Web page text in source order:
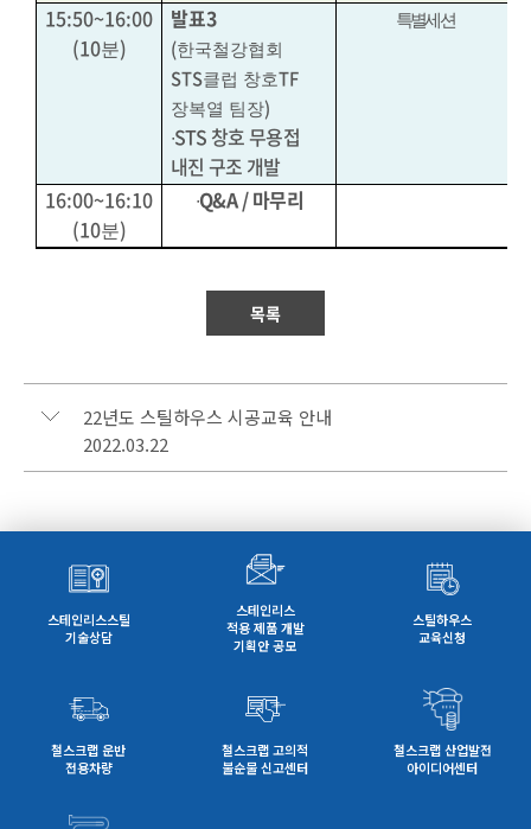
15:50~16:00
(10분)
발표3
(한국철강협회
STS클럽 창호TF
장복열 팀장)
∙STS 창호 무용접
내진 구조 개발
특별세션
16:00~16:10
(10분)
∙Q&A /마무리
목록
22년도 스틸하우스 시공교육 안내
2022.03.22
스테인리스스틸
기술상담
스테인리스
적용 제품 개발
기획안 공모
스틸하우스
교육신청
철스크랩 운반
전용차량
철스크랩 고의적
불순물 신고센터
철스크랩 산업발전
아이디어센터